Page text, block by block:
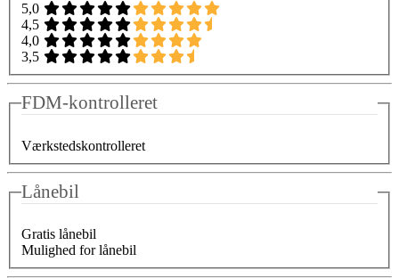
5,0
4,5
4,0
3,5
FDM-kontrolleret
Værkstedskontrolleret
Lånebil
Gratis lånebil
Mulighed for lånebil